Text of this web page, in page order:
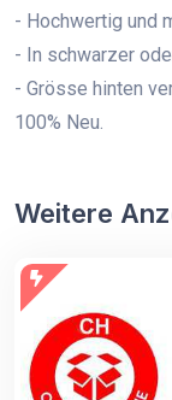
- Hochwertig und
- In schwarzer
- Grösse hinten
100% Neu.
Weitere